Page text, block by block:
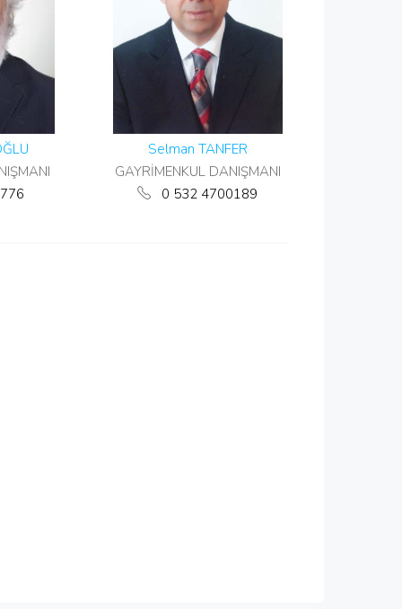
Selman TANFER
GAYRİMENKUL DANIŞMANI
0 532 4700189